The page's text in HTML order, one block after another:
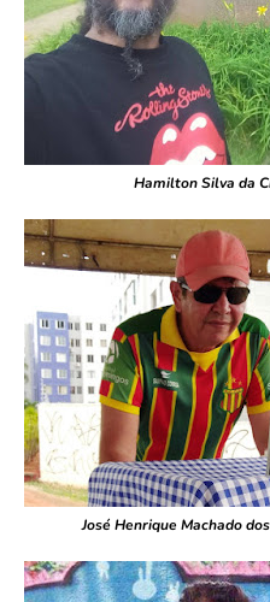
Hamilton Silva da
José Henrique Machado